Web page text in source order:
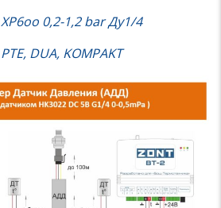
XP6oo 0,2-1,2 bar Ду1/4
PTE, DUA, KOMPAKT